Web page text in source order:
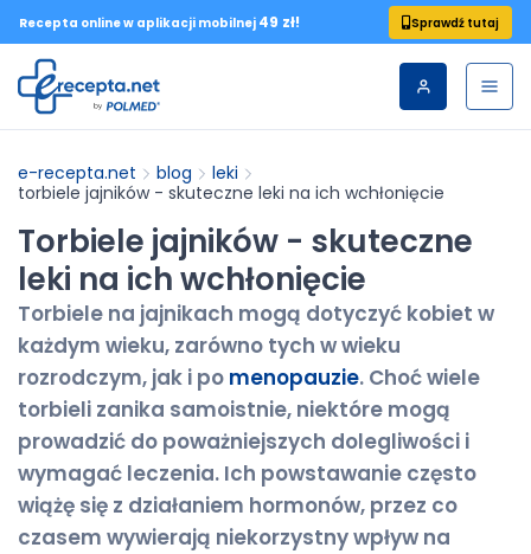
Recepta online w aplikacji mobilnej 49 zł! Sprawdź tutaj
e-recepta.net blog
leki
torbiele jajników - skuteczne leki na ich wchłonięcie
Torbiele jajników - skuteczne
leki na ich wchłonięcie
Torbiele na jajnikach mogą dotyczyć kobiet w
każdym wieku, zarówno tych w wieku
rozrodczym, jak i po menopauzie. Choć wiele
torbieli zanika samoistnie, niektóre mogą
prowadzić do poważniejszych dolegliwości i
wymagać leczenia. Ich powstawanie często
wiążę się z działaniem hormonów, przez co
czasem wywierają niekorzystny wpływ na